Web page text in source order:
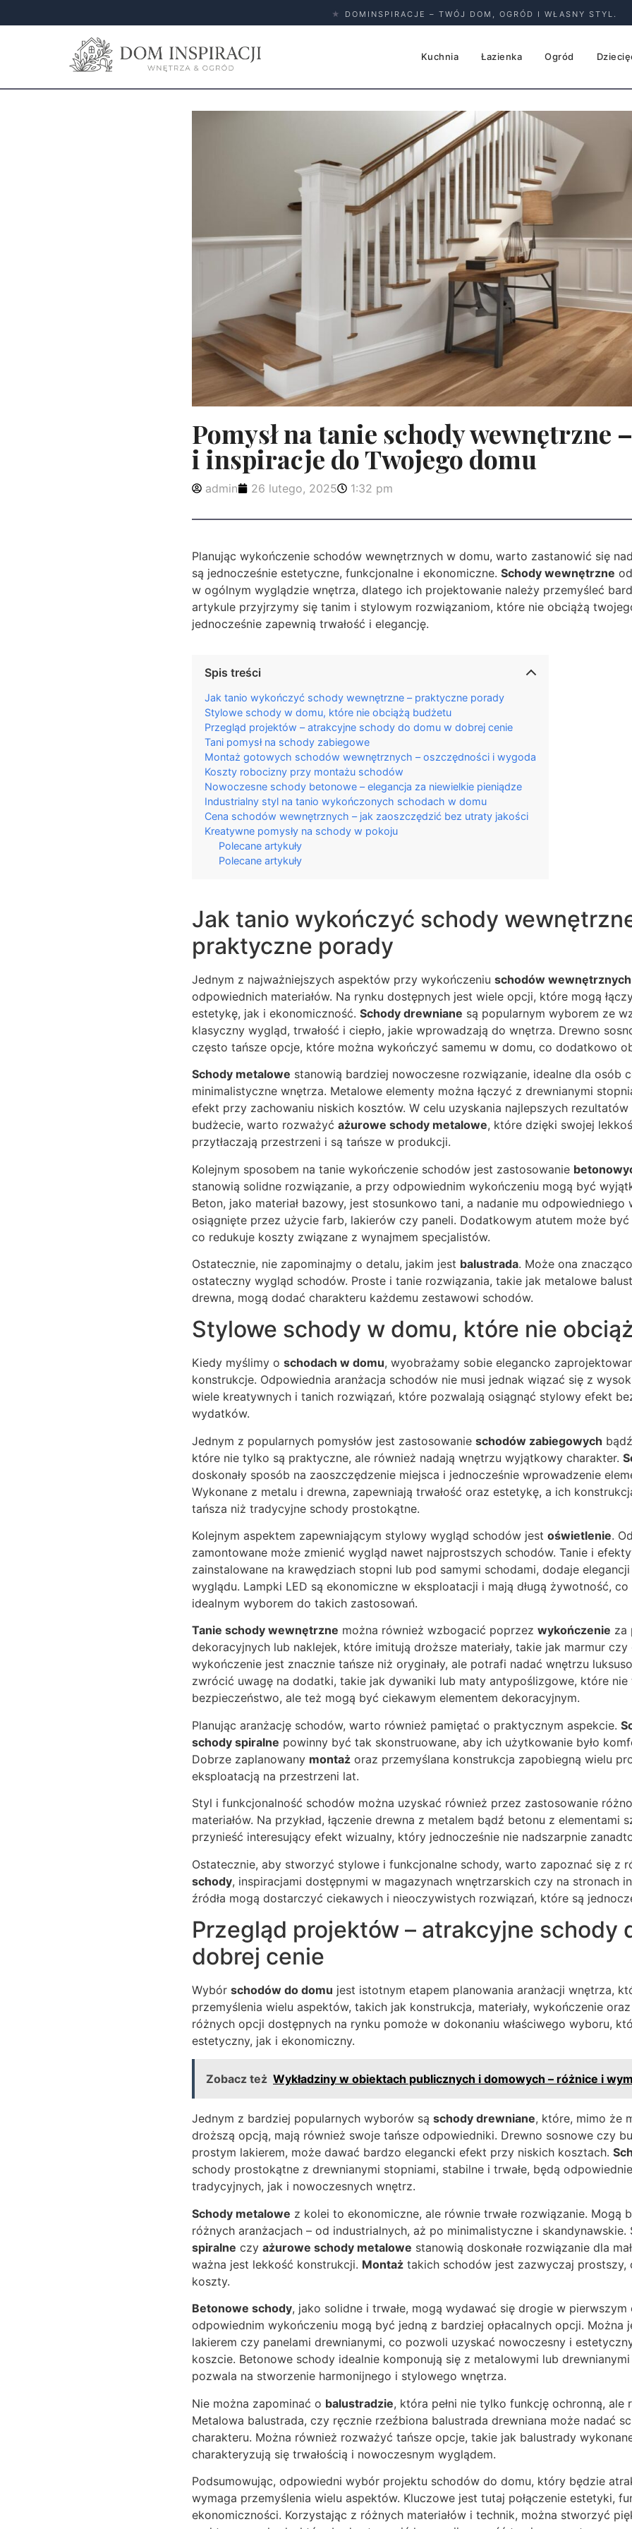
★ DOMINSPIRACJE – TWÓJ DOM, OGRÓD I WŁASNY STYL.
Kuchnia Łazienka Ogród
Pomysł na tanie schody wewnętrzne
i inspiracje do Twojego domu
admin 26 lutego, 2025 1:32 pm
Planując wykończenie schodów wewnętrznych w domu, warto zastanowić się
są jednocześnie estetyczne, funkcjonalne i ekonomiczne. Schody wewnętrzne
w ogólnym wyglądzie wnętrza, dlatego ich projektowanie należy przemyśleć
artykule przyjrzymy się tanim i stylowym rozwiązaniom, które nie obciążą
jednocześnie zapewnią trwałość i elegancję.
Spis treści
Jak tanio wykończyć schody wewnętrzne – praktyczne porady
Stylowe schody w domu, które nie obciążą budżetu
Przegląd projektów – atrakcyjne schody do domu w dobrej cenie
Tani pomysł na schody zabiegowe
Montaż gotowych schodów wewnętrznych – oszczędności i wygoda
Koszty robocizny przy montażu schodów
Nowoczesne schody betonowe – elegancja za niewielkie pieniądze
Industrialny styl na tanio wykończonych schodach w domu
Cena schodów wewnętrznych – jak zaoszczędzić bez utraty jakości
Kreatywne pomysły na schody w pokoju
Polecane artykuły
Polecane artykuły
Jak tanio wykończyć schody
praktyczne porady
Jednym z najważniejszych aspektów przy wykończeniu schodów wewnętrznych
odpowiednich materiałów. Na rynku dostępnych jest wiele opcji, które mogą
estetykę, jak i ekonomiczność. Schody drewniane są popularnym wyborem ze
klasyczny wygląd, trwałość i ciepło, jakie wprowadzają do wnętrza. Drewno
często tańsze opcje, które można wykończyć samemu w domu, co dodatkowo
Schody metalowe stanowią bardziej nowoczesne rozwiązanie, idealne dla osób
minimalistyczne wnętrza. Metalowe elementy można łączyć z drewnianymi
efekt przy zachowaniu niskich kosztów. W celu uzyskania najlepszych
budżecie, warto rozważyć ażurowe schody metalowe, które dzięki swojej
przytłaczają przestrzeni i są tańsze w produkcji.
Kolejnym sposobem na tanie wykończenie schodów jest zastosowanie
stanowią solidne rozwiązanie, a przy odpowiednim wykończeniu mogą być
Beton, jako materiał bazowy, jest stosunkowo tani, a nadanie mu
osiągnięte przez użycie farb, lakierów czy paneli. Dodatkowym atutem może
co redukuje koszty związane z wynajmem specjalistów.
Ostatecznie, nie zapominajmy o detalu, jakim jest balustrada. Może ona
ostateczny wygląd schodów. Proste i tanie rozwiązania, takie jak metalowe
drewna, mogą dodać charakteru każdemu zestawowi schodów.
Stylowe schody w domu, które nie
Kiedy myślimy o schodach w domu, wyobrażamy sobie elegancko
konstrukcje. Odpowiednia aranżacja schodów nie musi jednak wiązać się z
wiele kreatywnych i tanich rozwiązań, które pozwalają osiągnąć stylowy efekt
wydatków.
Jednym z popularnych pomysłów jest zastosowanie schodów zabiegowych
które nie tylko są praktyczne, ale również nadają wnętrzu wyjątkowy charakter.
doskonały sposób na zaoszczędzenie miejsca i jednocześnie wprowadzenie
Wykonane z metalu i drewna, zapewniają trwałość oraz estetykę, a ich
tańsza niż tradycyjne schody prostokątne.
Kolejnym aspektem zapewniającym stylowy wygląd schodów jest oświetlenie.
zamontowane może zmienić wygląd nawet najprostszych schodów. Tanie i
zainstalowane na krawędziach stopni lub pod samymi schodami, dodaje
wyglądu. Lampki LED są ekonomiczne w eksploatacji i mają długą żywotność,
idealnym wyborem do takich zastosowań.
Tanie schody wewnętrzne można również wzbogacić poprzez wykończenie za
dekoracyjnych lub naklejek, które imitują droższe materiały, takie jak marmur czy
wykończenie jest znacznie tańsze niż oryginały, ale potrafi nadać wnętrzu
zwrócić uwagę na dodatki, takie jak dywaniki lub maty antypoślizgowe, które
bezpieczeństwo, ale też mogą być ciekawym elementem dekoracyjnym.
Planując aranżację schodów, warto również pamiętać o praktycznym aspekcie.
schody spiralne powinny być tak skonstruowane, aby ich użytkowanie było
Dobrze zaplanowany montaż oraz przemyślana konstrukcja zapobiegną wielu
eksploatacją na przestrzeni lat.
Styl i funkcjonalność schodów można uzyskać również przez zastosowanie
materiałów. Na przykład, łączenie drewna z metalem bądź betonu z elementami
przynieść interesujący efekt wizualny, który jednocześnie nie nadszarpnie
Ostatecznie, aby stworzyć stylowe i funkcjonalne schody, warto zapoznać się z
schody, inspiracjami dostępnymi w magazynach wnętrzarskich czy na stronach
źródła mogą dostarczyć ciekawych i nieoczywistych rozwiązań, które są
Przegląd projektów – atrakcyjne schody
dobrej cenie
Wybór schodów do domu jest istotnym etapem planowania aranżacji wnętrza,
przemyślenia wielu aspektów, takich jak konstrukcja, materiały, wykończenie
różnych opcji dostępnych na rynku pomoże w dokonaniu właściwego wyboru,
estetyczny, jak i ekonomiczny.
Zobacz też Wykładziny w obiektach publicznych i domowych – różnice i
Jednym z bardziej popularnych wyborów są schody drewniane, które, mimo że
droższą opcją, mają również swoje tańsze odpowiedniki. Drewno sosnowe czy
prostym lakierem, może dawać bardzo elegancki efekt przy niskich kosztach.
schody prostokątne z drewnianymi stopniami, stabilne i trwałe, będą
tradycyjnych, jak i nowoczesnych wnętrz.
Schody metalowe z kolei to ekonomiczne, ale równie trwałe rozwiązanie. Mogą
różnych aranżacjach – od industrialnych, aż po minimalistyczne i
spiralne czy ażurowe schody metalowe stanowią doskonałe rozwiązanie dla
ważna jest lekkość konstrukcji. Montaż takich schodów jest zazwyczaj
koszty.
Betonowe schody, jako solidne i trwałe, mogą wydawać się drogie w
odpowiednim wykończeniu mogą być jedną z bardziej opłacalnych opcji. Można
lakierem czy panelami drewnianymi, co pozwoli uzyskać nowoczesny i
koszcie. Betonowe schody idealnie komponują się z metalowymi lub
pozwala na stworzenie harmonijnego i stylowego wnętrza.
Nie można zapominać o balustradzie, która pełni nie tylko funkcję ochronną, ale
Metalowa balustrada, czy ręcznie rzeźbiona balustrada drewniana może nadać
charakteru. Można również rozważyć tańsze opcje, takie jak balustrady
charakteryzują się trwałością i nowoczesnym wyglądem.
Podsumowując, odpowiedni wybór projektu schodów do domu, który będzie
wymaga przemyślenia wielu aspektów. Kluczowe jest tutaj połączenie estetyki,
ekonomiczności. Korzystając z różnych materiałów i technik, można stworzyć